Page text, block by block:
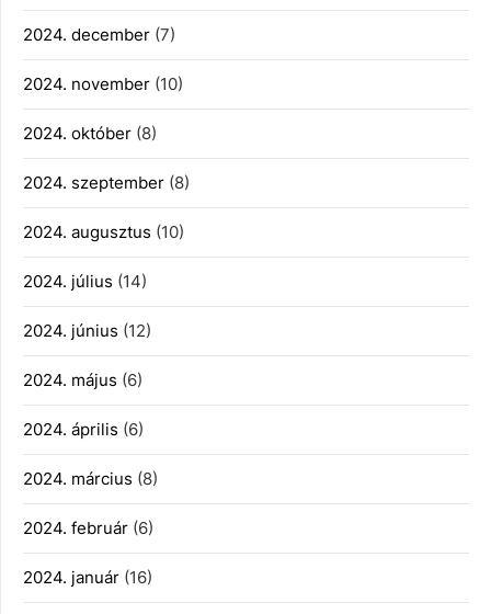
2024. december (7)
2024. november (10)
2024. október (8)
2024. szeptember (8)
2024. augusztus (10)
2024. július (14)
2024. június (12)
2024. május (6)
2024. április (6)
2024. március (8)
2024. február (6)
2024. január (16)